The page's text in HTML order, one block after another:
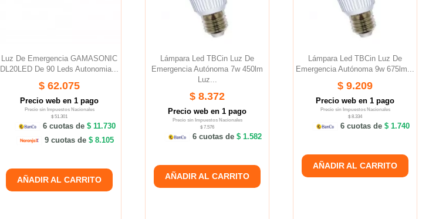
Luz De Emergencia GAMASONIC
DL20LED De 90 Leds Autonomia...
$ 62.075
Precio web en 1 pago
Precio sin Impuestos Nacionales
$ 51.301
6 cuotas de$ 11.730
9 cuotas de$ 8.105
AÑADIR AL CARRITO
Lámpara Led TBCin Luz De
Emergencia Autónoma 7w 450lm
Luz...
$ 8.372
Precio web en 1 pago
Precio sin Impuestos Nacionales
$ 7.576
6 cuotas de$ 1.582
AÑADIR AL CARRITO
Lámpara Led TBCin Luz De
Emergencia Autónoma 9w 675lm...
$ 9.209
Precio web en 1 pago
Precio sin Impuestos Nacionales
$ 8.334
6 cuotas de$ 1.740
AÑADIR AL CARRITO